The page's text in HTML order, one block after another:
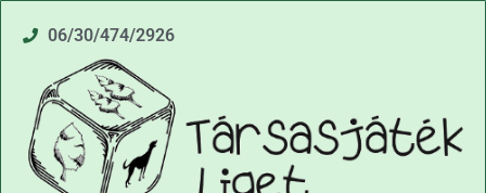
06/30/474/2926